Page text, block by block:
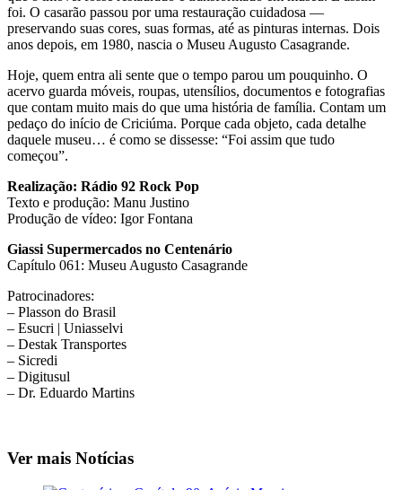
foi. O casarão passou por uma restauração cuidadosa —
preservando suas cores, suas formas, até as pinturas internas. Dois
anos depois, em 1980, nascia o Museu Augusto Casagrande.
Hoje, quem entra ali sente que o tempo parou um pouquinho. O
acervo guarda móveis, roupas, utensílios, documentos e fotografias
que contam muito mais do que uma história de família. Contam um
pedaço do início de Criciúma. Porque cada objeto, cada detalhe
daquele museu… é como se dissesse: “Foi assim que tudo
começou”.
Realização: Rádio 92 Rock Pop
Texto e produção: Manu Justino
Produção de vídeo: Igor Fontana
Giassi Supermercados no Centenário
Capítulo 061: Museu Augusto Casagrande
Patrocinadores:
– Plasson do Brasil
– Esucri | Uniasselvi
– Destak Transportes
– Sicredi
– Digitusul
– Dr. Eduardo Martins
Ver mais Notícias